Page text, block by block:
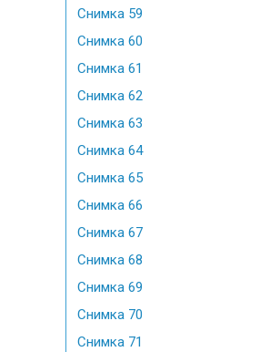
Снимка 59
Снимка 60
Снимка 61
Снимка 62
Снимка 63
Снимка 64
Снимка 65
Снимка 66
Снимка 67
Снимка 68
Снимка 69
Снимка 70
Снимка 71